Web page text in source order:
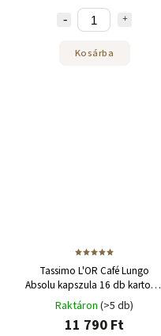
Kosárba
Tassimo L'OR Café Lungo
Absolu kapszula 16 db karton 5
csomag
Raktáron (>5 db)
11 790 Ft